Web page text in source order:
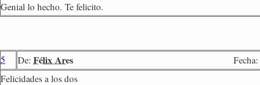
Genial lo hecho. Te felicito.
5 De: Félix Ares Fecha:
Felicidades a los dos